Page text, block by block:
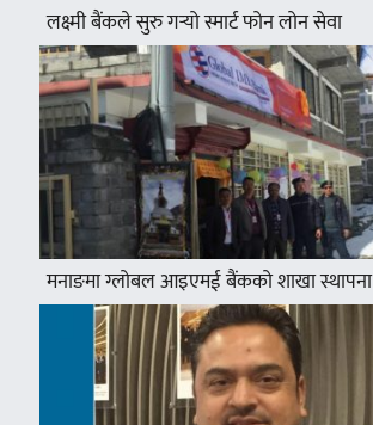
लक्ष्मी बैंकले सुरु गर्‍यो स्मार्ट फोन लोन सेवा
मनाङमा ग्लोबल आइएमई बैंकको शाखा स्थापना